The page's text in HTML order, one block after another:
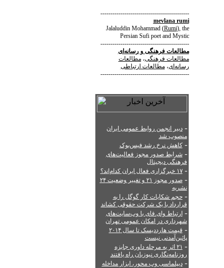
--------------------------------------------
mevlana rumi
Jalaluddin Mohammad(Rumi), the
Persian Sufi poet and Mystic
--------------------------------------------
مطالعات فرهنگیورسانه‌ای
مطالعات فرهنگی،مطالعات
رسانه‌ای،مطالعات ارتباطی
--------------------------------------------
-دبیر انجمن روابط عمومی ایران
منصوب شد
-کاهش نرخ رشد فیس‌بوک
- شرایط صدور مجوز فعالیت‌های
فرهنگی دیجیتال
-۱۷ خبرگزاری فعال ایران کدام‌اند؟
-
صدور مجوز ۲۱ و تغییر وضعیت ۲۴
نشریه
-حجم شکایات کار گوگل را به
قرارداد با یک شرکت حقوقی کشاند
- ارتباط وای.فای با وب‌سایت‌های
شهرداری در امکان عمومی تهران
-
قیمت هارددیسک تا سال ۲۰۱۴
پائین‌آمدنی نیست
-
۲۱ اثر به مرحله داوری جایزه
روزنامه‌نگاری نیوزبان راه یافتند
-دیپلماسی وب محور، ابزار مداخله